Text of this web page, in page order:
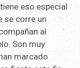
eso especial
se corre un
al
Son muy
marcado